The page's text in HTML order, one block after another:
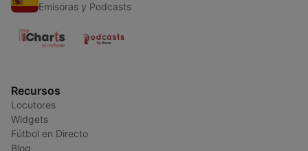
Emisoras y Podcasts
Recursos
Locutores
Widgets
Fútbol en Directo
Blog